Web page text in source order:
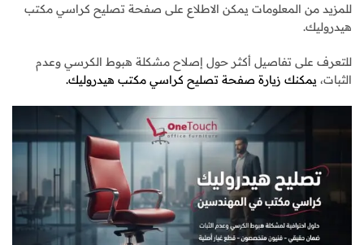
للمزيد من المعلومات يمكن الاطلاع على صفحة تصليح كراسي مكتب
هيدروليك.
للتعرف على تفاصيل أكثر حول إصلاح مشكلة هبوط الكرسي وعدم
الثبات، يمكنك زيارة صفحة تصليح كراسي مكتب هيدروليك.